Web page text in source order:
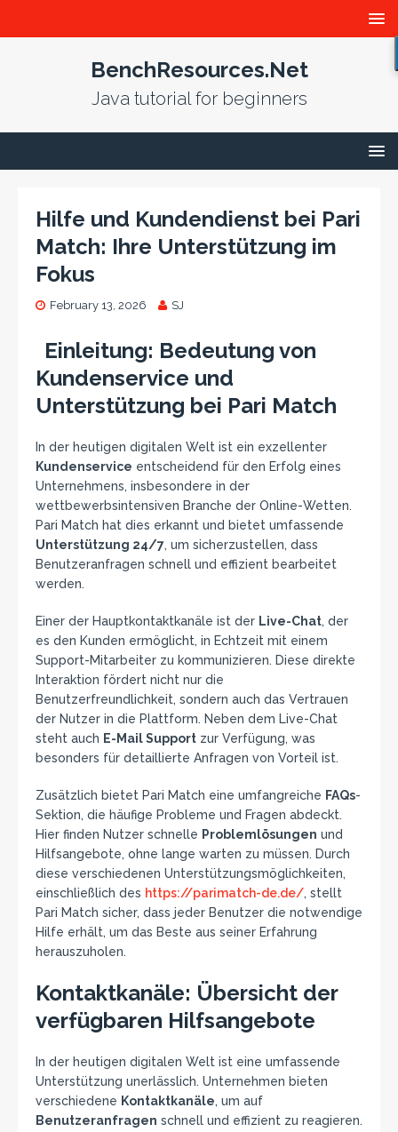
BenchResources.Net
Java tutorial for beginners
Hilfe und Kundendienst bei Pari
Match: Ihre Unterstützung im
Fokus
February 13, 2026 SJ
Einleitung: Bedeutung von
Kundenservice und
Unterstützung bei Pari Match
In der heutigen digitalen Welt ist ein exzellenter
Kundenservice entscheidend für den Erfolg eines
Unternehmens, insbesondere in der
wettbewerbsintensiven Branche der Online-Wetten.
Pari Match hat dies erkannt und bietet umfassende
Unterstützung 24/7, um sicherzustellen, dass
Benutzeranfragen schnell und effizient bearbeitet
werden.
Einer der Hauptkontaktkanäle ist der Live-Chat, der
es den Kunden ermöglicht, in Echtzeit mit einem
Support-Mitarbeiter zu kommunizieren. Diese direkte
Interaktion fördert nicht nur die
Benutzerfreundlichkeit, sondern auch das Vertrauen
der Nutzer in die Plattform. Neben dem Live-Chat
steht auch E-Mail Support zur Verfügung, was
besonders für detaillierte Anfragen von Vorteil ist.
Zusätzlich bietet Pari Match eine umfangreiche FAQs-
Sektion, die häufige Probleme und Fragen abdeckt.
Hier finden Nutzer schnelle Problemlösungen und
Hilfsangebote, ohne lange warten zu müssen. Durch
diese verschiedenen Unterstützungsmöglichkeiten,
einschließlich des https://parimatch-de.de/, stellt
Pari Match sicher, dass jeder Benutzer die notwendige
Hilfe erhält, um das Beste aus seiner Erfahrung
herauszuholen.
Kontaktkanäle: Übersicht der
verfügbaren Hilfsangebote
In der heutigen digitalen Welt ist eine umfassende
Unterstützung unerlässlich. Unternehmen bieten
verschiedene Kontaktkanäle, um auf
Benutzeranfragen schnell und effizient zu reagieren.